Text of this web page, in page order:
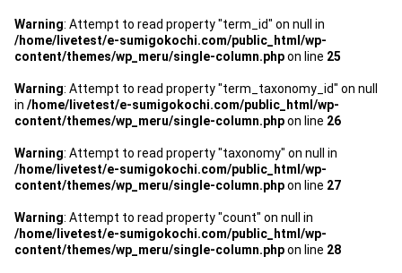
Warning: Attempt to read property "term_id" on null in
/home/livetest/e-sumigokochi.com/public_html/wp-
content/themes/wp_meru/single-column.phpon line 25
Warning: Attempt to read property "term_taxonomy_id" on null
in /home/livetest/e-sumigokochi.com/public_html/wp-
content/themes/wp_meru/single-column.phpon line 26
Warning: Attempt to read property "taxonomy" on null in
/home/livetest/e-sumigokochi.com/public_html/wp-
content/themes/wp_meru/single-column.phpon line 27
Warning: Attempt to read property "count" on null in
/home/livetest/e-sumigokochi.com/public_html/wp-
content/themes/wp_meru/single-column.phpon line 28
管理費カイゼン隊 »
長期修繕カウンセリングサービス »
メルの防火管理者
無料よろづ相談